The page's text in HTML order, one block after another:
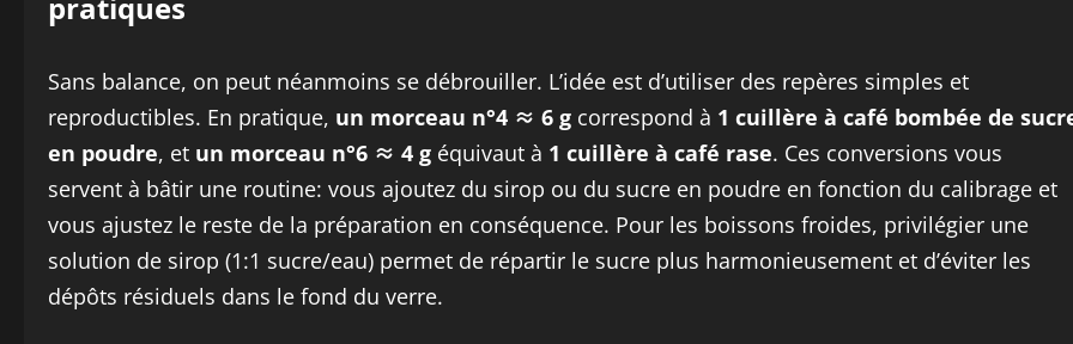
Sans balance, on peut néanmoins se débrouiller. L’idée est d’utiliser des repères simples et
reproductibles. En pratique, un morceau n°4 ≈ 6 g correspond à 1 cuillère à café bombée de
en poudre, et un morceau n°6 ≈ 4 g équivaut à 1 cuillère à café rase. Ces conversions vous
servent à bâtir une routine: vous ajoutez du sirop ou du sucre en poudre en fonction du calibrage et
vous ajustez le reste de la préparation en conséquence. Pour les boissons froides, privilégier une
solution de sirop (1:1 sucre/eau) permet de répartir le sucre plus harmonieusement et d’éviter les
dépôts résiduels dans le fond du verre.